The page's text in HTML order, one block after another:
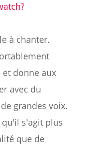
à chanter.
donne aux
avec du
grandes voix.
s'agit plus
que de